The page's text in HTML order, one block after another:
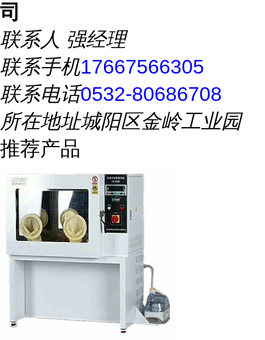
司
联系人 强经理
联系手机17667566305
联系电话0532-80686708
所在地址城阳区金岭工业园
推荐产品